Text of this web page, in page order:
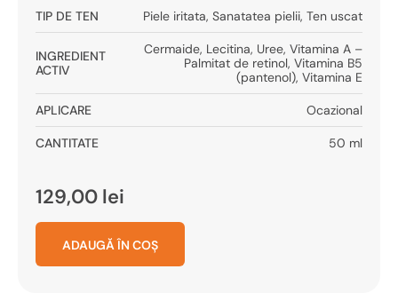
TIP DE TEN Piele iritata, Sanatatea pielii, Ten uscat
INGREDIENT
ACTIV
Cermaide, Lecitina, Uree, Vitamina A –
Palmitat de retinol, Vitamina B5
(pantenol), Vitamina E
APLICARE Ocazional
CANTITATE 50 ml
129,00 lei
ADAUGĂ ÎN COȘ